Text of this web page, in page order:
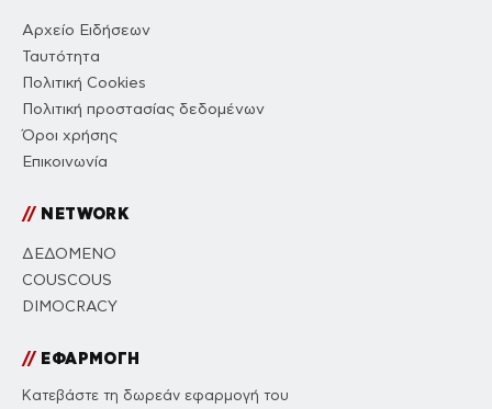
Αρχείο Ειδήσεων
Ταυτότητα
Πολιτική Cookies
Πολιτική προστασίας δεδομένων
Όροι χρήσης
Επικοινωνία
//NETWORK
ΔΕΔΟΜΕΝΟ
COUSCOUS
DIMOCRACY
//ΕΦΑΡΜΟΓΗ
Κατεβάστε τη δωρεάν εφαρμογή του